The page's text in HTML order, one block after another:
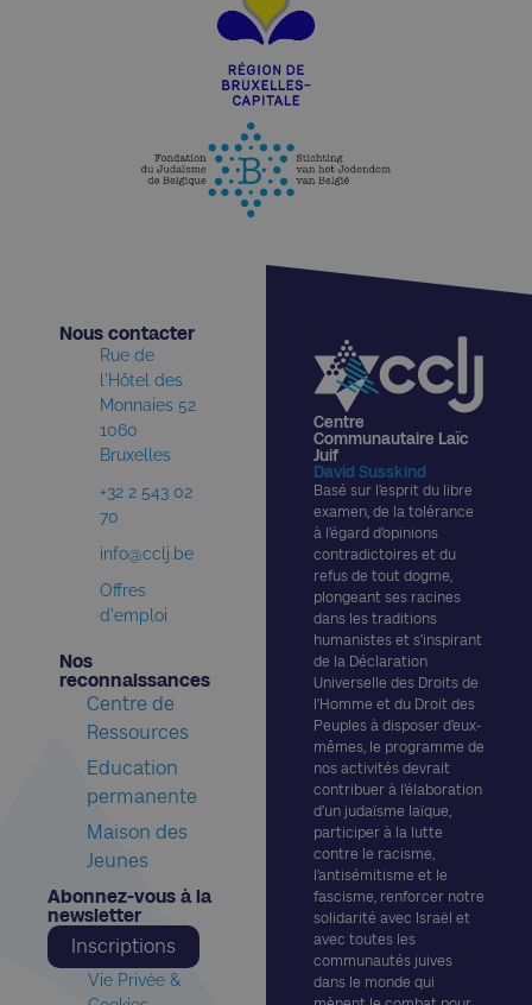
Centre
Communautaire Laïc
Juif
David Susskind
Basé sur l’esprit du libre
examen, de la tolérance
à l’égard d’opinions
contradictoires et du
refus de tout dogme,
plongeant ses racines
dans les traditions
humanistes et s’inspirant
de la Déclaration
Universelle des Droits de
l’Homme et du Droit des
Peuples à disposer d’eux-
mêmes, le programme de
nos activités devrait
contribuer à l’élaboration
d’un judaïsme laïque,
participer à la lutte
contre le racisme,
l’antisémitisme et le
fascisme, renforcer notre
solidarité avec Israël et
avec toutes les
communautés juives
dans le monde qui
Nous contacter​
Rue de
l'Hôtel des
Monnaies 52
1060
Bruxelles
+32 2 543 02
70
info@cclj.be
Offres
d'emploi
Nos
reconnaissances​
Centre de
Ressources
Education
permanente
Maison des
Jeunes
Abonnez-vous à la
newsletter​
Inscriptions
Vie Privée &